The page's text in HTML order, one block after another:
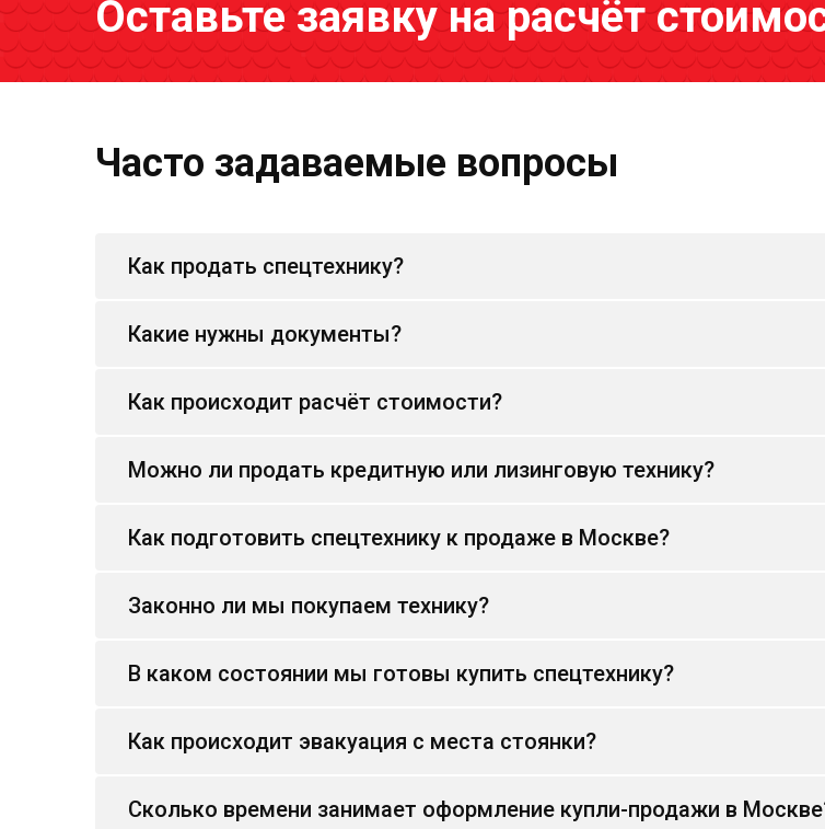
Оставьте заявку на расчёт
Часто задаваемые вопросы
Как продать спецтехнику?
Какие нужны документы?
Как происходит расчёт стоимости?
Можно ли продать кредитную или лизинговую технику?
Как подготовить спецтехнику к продаже в Москве?
Законно ли мы покупаем технику?
В каком состоянии мы готовы купить спецтехнику?
Как происходит эвакуация с места стоянки?
Сколько времени занимает оформление купли-продажи в